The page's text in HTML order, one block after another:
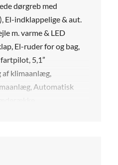
dørgreb med
El-indklappelige & aut.
m. varme & LED
El-ruder for og bag,
5,1”
klimaanlæg,
Automatisk